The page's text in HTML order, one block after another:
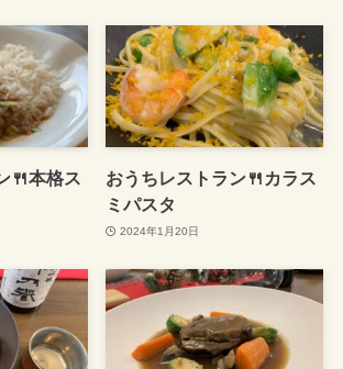
🍴本格ス
おうちレストラン🍴カラス
ミパスタ
2024年1月20日